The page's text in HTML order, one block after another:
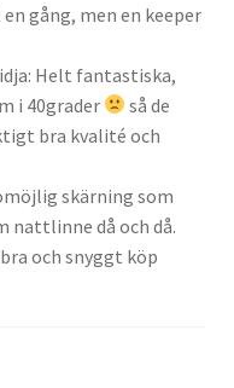
gång, men en keeper
Helt fantastiska,
i 40grader
så de
bra kvalité och
skärning som
nattlinne då och då.
och snyggt köp